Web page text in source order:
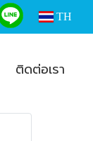
TH
ติดต่อเรา